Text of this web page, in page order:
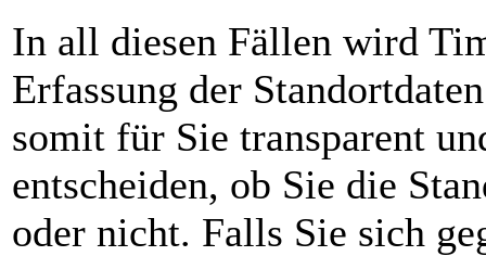
In all diesen Fällen wird
Erfassung der
somit für Sie transparent
entscheiden, ob Sie die
oder nicht. Falls Sie sich